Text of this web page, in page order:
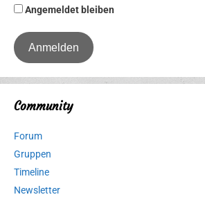
Angemeldet bleiben
Community
Forum
Gruppen
Timeline
Newsletter